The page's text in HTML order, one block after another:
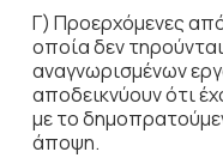
Γ) Προερχόμενες
οποία δεν
αναγνωρισμένων
αποδεικνύουν ότι
με το
άποψη.